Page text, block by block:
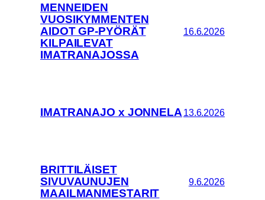
MENNEIDEN
VUOSIKYMMENTEN
AIDOT GP-PYÖRÄT
KILPAILEVAT
IMATRANAJOSSA
16.6.2026
IMATRANAJO x JONNELA 13.6.2026
BRITTILÄISET
SIVUVAUNUJEN
MAAILMANMESTARIT
9.6.2026